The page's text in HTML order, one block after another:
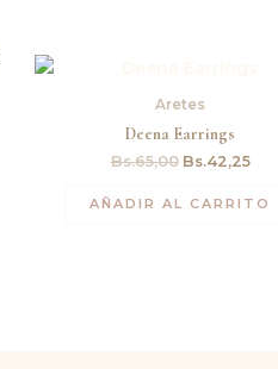
Aretes
Deena Earrings
Bs.65,00
era:
Bs.65,00.
Bs.42,25
AÑADIR AL CARRITO